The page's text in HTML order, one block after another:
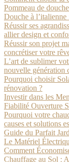
Pommeau de
Douche à l’italienne
Réussir ses
allier design et
Réussir son projet
concrétiser votre
L’art de sublimer
nouvelle génération
Pourquoi choisir
rénovation ?
Investir dans les
Fiabilité Ouverture
Pourquoi votre
causes et solutions
Guide du Parfait
Le Matériel
Comment
Chauffage au Sol :